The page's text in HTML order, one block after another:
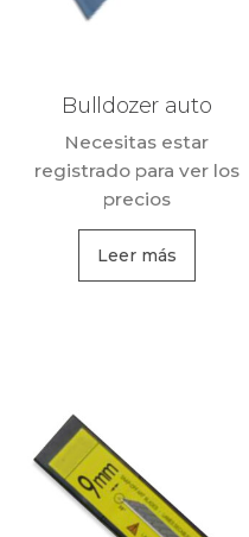
Bulldozer auto
Necesitas estar
registrado para ver los
precios
Leer más